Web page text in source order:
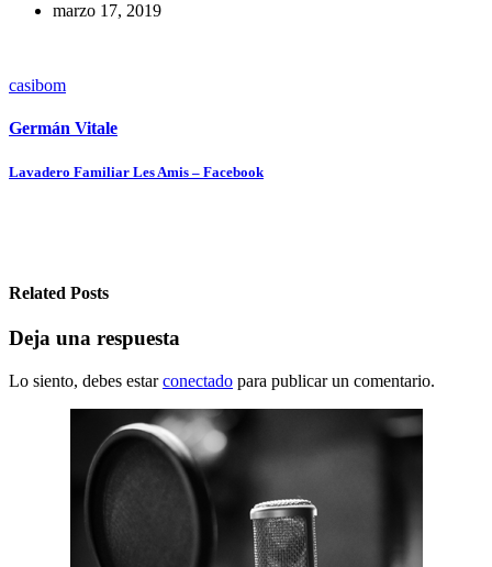
marzo 17, 2019
casibom
Germán Vitale
Navegación
Lavadero Familiar Les Amis – Facebook
Related Posts
Deja una respuesta
Lo siento, debes estarconectado para publicar un comentario.